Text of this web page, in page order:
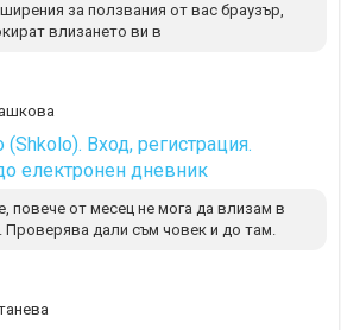
за ползвания от вас браузър,
влизането ви в
Вход, регистрация.
електронен дневник
повече от месец не мога да влизам в
дали съм човек и до там.